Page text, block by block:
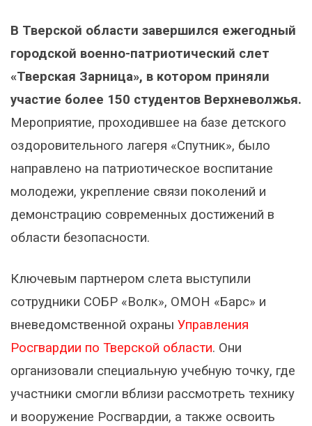
В Тверской области завершился ежегодный
городской военно-патриотический слет
«Тверская Зарница», в котором приняли
участие более 150 студентов Верхневолжья.
Мероприятие, проходившее на базе детского
оздоровительного лагеря «Спутник», было
направлено на патриотическое воспитание
молодежи, укрепление связи поколений и
демонстрацию современных достижений в
области безопасности.
Ключевым партнером слета выступили
сотрудники СОБР «Волк», ОМОН «Барс» и
вневедомственной охраны Управления
Росгвардии по Тверской области. Они
организовали специальную учебную точку, где
участники смогли вблизи рассмотреть технику
и вооружение Росгвардии, а также освоить